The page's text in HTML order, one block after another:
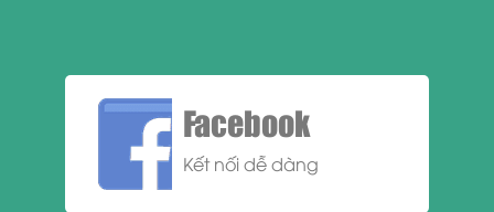
Facebook
Kết nối dễ dàng